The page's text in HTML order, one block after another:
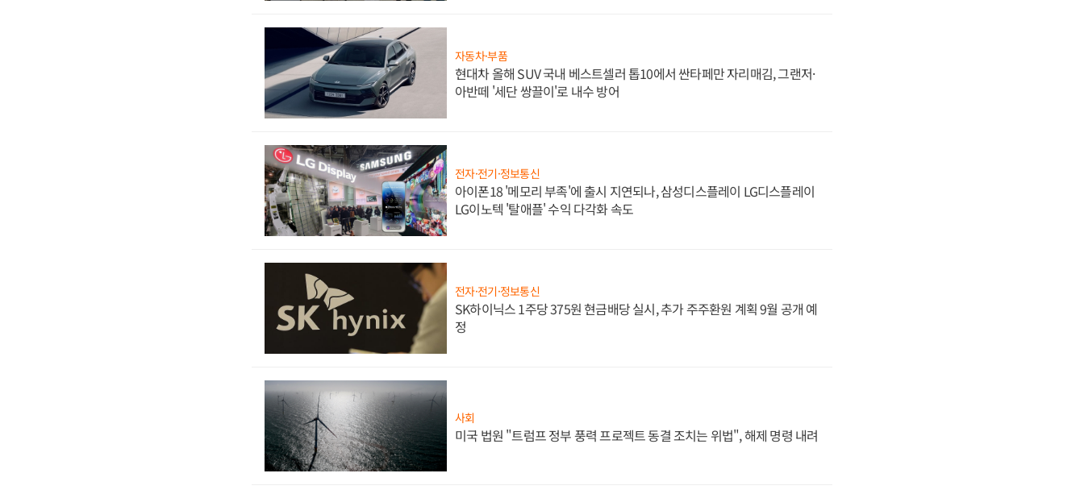
자동차·부품
현대차 올해 SUV 국내 베스트셀러 톱10에서 싼타페만 자리매김, 그랜저·
아반떼 '세단 쌍끌이'로 내수 방어
전자·전기·정보통신
아이폰18 '메모리 부족'에 출시 지연되나, 삼성디스플레이 LG디스플레이
LG이노텍 '탈애플' 수익 다각화 속도
전자·전기·정보통신
SK하이닉스 1주당 375원 현금배당 실시, 추가 주주환원 계획 9월 공개 예
정
사회
미국 법원 "트럼프 정부 풍력 프로젝트 동결 조치는 위법", 해제 명령 내려